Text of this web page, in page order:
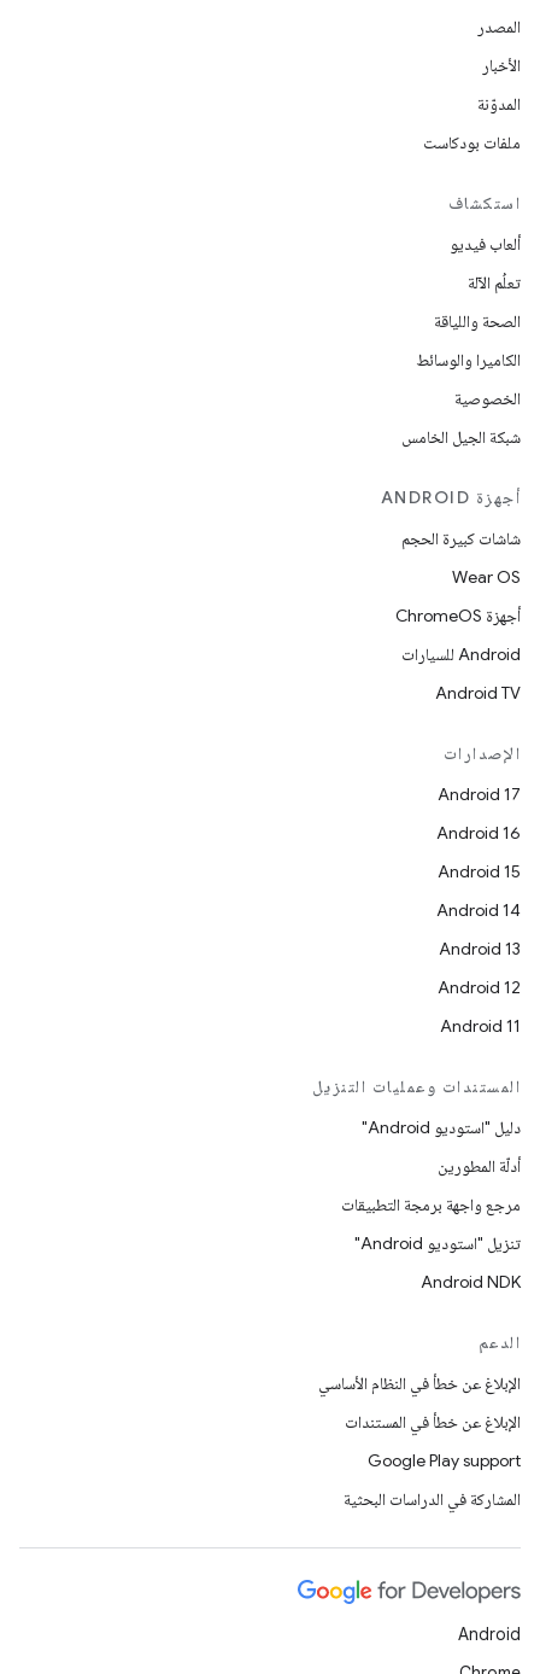
المصدر
الأخبار
المدوّنة
ملفات بودكاست
استكشاف
ألعاب فيديو
تعلُم الآلة
الصحة واللياقة
الكاميرا والوسائط
الخصوصية
شبكة الجيل الخامس
أجهزة ANDROID
شاشات كبيرة الحجم
Wear OS
أجهزة ChromeOS
Android للسيارات
Android TV
الإصدارات
Android 17
Android 16
Android 15
Android 14
Android 13
Android 12
Android 11
المستندات وعمليات التنزيل
دليل "استوديو Android"
أدلّة المطورين
مرجع واجهة برمجة التطبيقات
تنزيل "استوديو Android"
Android NDK
الدعم
الإبلاغ عن خطأ في النظام الأساسي
الإبلاغ عن خطأ في المستندات
Google Play support
المشاركة في الدراسات البحثية
Android